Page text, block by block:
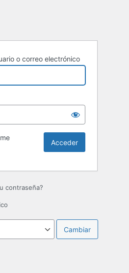
o correo electrónico
contraseña?